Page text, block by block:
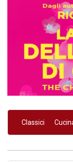
Classici